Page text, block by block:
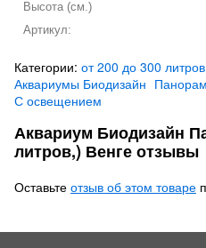
Высота (см.)
Артикул:
Категории: от 200 до 300 литров
Аквариумы Биодизайн
С освещением
Аквариум Биодизайн
литров,) Венге отзывы
Оставьте отзыв об этом товаре